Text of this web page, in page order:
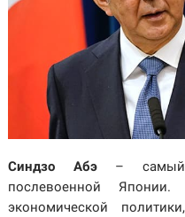
Синдзо Абэ– самый
послевоенной
экономической